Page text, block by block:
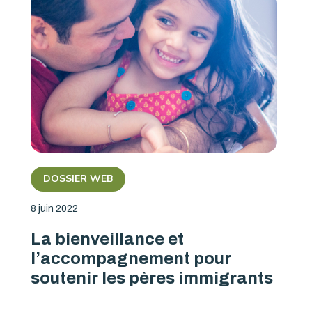
DOSSIER WEB
8 juin 2022
La bienveillance et
l’accompagnement pour
soutenir les pères immigrants